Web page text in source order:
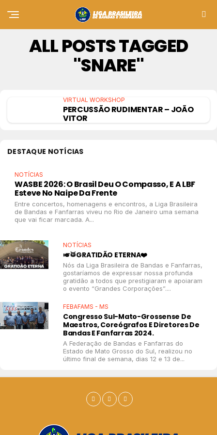
ALL POSTS TAGGED
"SNARE"
VIRTUAL WORKSHOP
PERCUSSÃO RUDIMENTAR – JOÃO
VITOR
DESTAQUE NOTÍCIAS
NOTÍCIAS
WASBE 2026: O Brasil Deu O Compasso, E A LBF
Esteve No Naipe Da Frente
Entre concertos, homenagens e encontros, a Liga Brasileira
de Bandas e Fanfarras viveu no Rio de Janeiro uma semana
que vai ficar marcada. A...
NOTÍCIAS
🎺🥁GRATIDÃO ETERNA❤️
Nós da Liga Brasileira de Bandas e Fanfarras,
gostaríamos de expressar nossa profunda
gratidão a todos que prestigiaram e apoiaram
o evento “Grandes Corporações”....
FEBAFAMS - MS
Congresso Sul-Mato-Grossense De
Maestros, Coreógrafos E Diretores De
Bandas E Fanfarras 2024.
A Federação de Bandas e Fanfarras do
Estado de Mato Grosso do Sul, realizou no
último final de semana, dias 12 e 13 de...